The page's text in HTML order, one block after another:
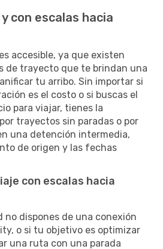
con escalas hacia
accesible, ya que existen
de trayecto que te brindan una
tu arribo. Sin importar si
es el costo o si buscas el
para viajar, tienes la
trayectos sin paradas o por
una detención intermedia,
de origen y las fechas
con escalas hacia
no dispones de una conexión
o si tu objetivo es optimizar
una ruta con una parada